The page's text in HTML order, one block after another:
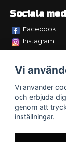
Sociala
Facebook
Instagram
Vi
Vi använder
och erbjuda
genom att
inställningar.